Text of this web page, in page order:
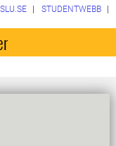
SLU.SE STUDENTWEBB